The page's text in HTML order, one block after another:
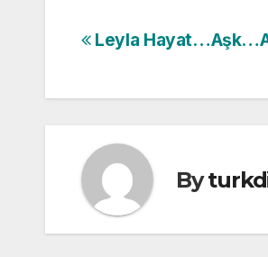
Post
Leyla
By